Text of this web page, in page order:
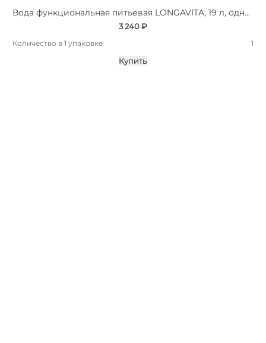
Вода функциональная питьевая LONGAVITA, 19 л, одноразовая тара
3 240 ₽
Количество в 1 упаковке 1
Купить